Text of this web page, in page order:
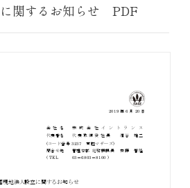
関するお知らせ PDF